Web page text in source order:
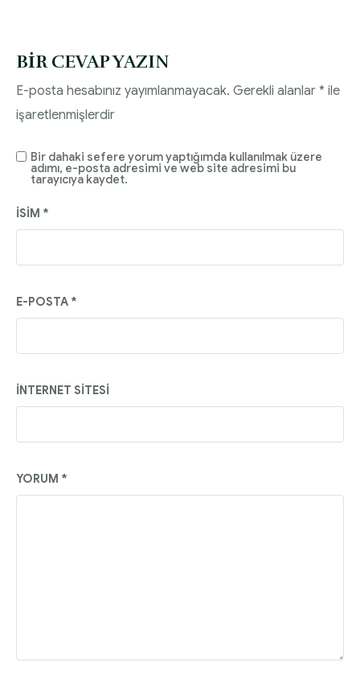
BIR CEVAP YAZIN
E-posta hesabınız yayımlanmayacak. Gerekli alanlar * ile
işaretlenmişlerdir
YORUM *
İSIM *
E-POSTA *
İNTERNET SITESI
Bir dahaki sefere yorum yaptığımda kullanılmak üzere
adımı, e-posta adresimi ve web site adresimi bu
tarayıcıya kaydet.